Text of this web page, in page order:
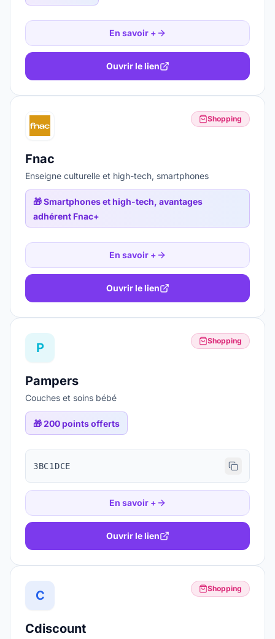
En savoir +
Ouvrir le lien
Shopping
Fnac
Enseigne culturelle et high-tech, smartphones
🎁Smartphones et high-tech, avantages
adhérent Fnac+
En savoir +
Ouvrir le lien
P Shopping
Pampers
Couches et soins bébé
🎁200 points offerts
3BC1DCE
En savoir +
Ouvrir le lien
C Shopping
Cdiscount